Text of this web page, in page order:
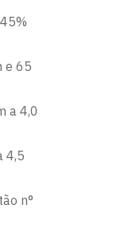
e 65
a 4,0
4,5
n°